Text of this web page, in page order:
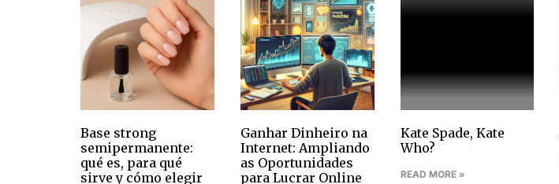
Base strong
semipermanente:
qué es, para qué
sirve y cómo elegir
Ganhar Dinheiro na
Internet: Ampliando
as Oportunidades
para Lucrar Online
Kate Spade, Kate
Who?
READ MORE »